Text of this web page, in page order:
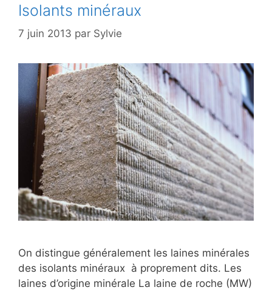
Isolants minéraux
7 juin 2013 par Sylvie
On distingue généralement les laines minérales
des isolants minéraux à proprement dits. Les
laines d’origine minérale La laine de roche (MW)